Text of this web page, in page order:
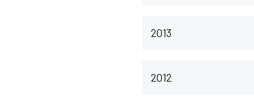
2013
2012